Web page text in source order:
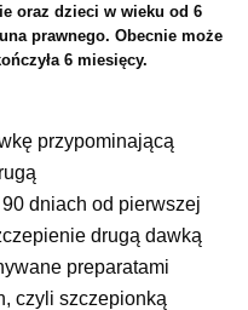
oraz dzieci w wieku od 6
prawnego. Obecnie może
6 miesięcy.
przypominającą
dniach od pierwszej
drugą dawką
preparatami
czyli szczepionką